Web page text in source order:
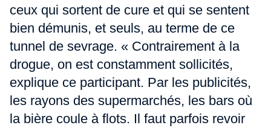
ceux qui sortent de cure et qui se sentent
bien démunis, et seuls, au terme de ce
tunnel de sevrage. « Contrairement à la
drogue, on est constamment sollicités,
explique ce participant. Par les publicités,
les rayons des supermarchés, les bars où
la bière coule à flots. Il faut parfois revoir